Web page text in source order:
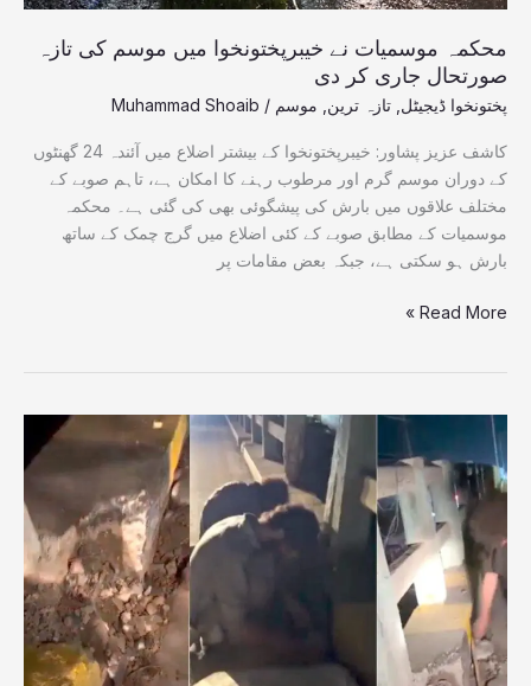
محکمہ موسمیات نے خیبرپختونخوا میں موسم کی تازہ
صورتحال جاری کر دی
پختونخوا ڈیجیٹل تازہ ترین موسم /
Muhammad Shoaib
کاشف عزیز پشاور: خیبرپختونخوا کے بیشتر اضلاع میں آئندہ 24 گھنٹوں
کے دوران موسم گرم اور مرطوب رہنے کا امکان ہے، تاہم صوبے کے
مختلف علاقوں میں بارش کی پیشگوئی بھی کی گئی ہے۔ محکمہ
موسمیات کے مطابق صوبے کے کئی اضلاع میں گرج چمک کے ساتھ
بارش ہو سکتی ہے، جبکہ بعض مقامات پر
دی
Read More »
مرمت
کے
بعد
فقیرآباد
فلائی
اوور
محفوظ
نہ
رہ